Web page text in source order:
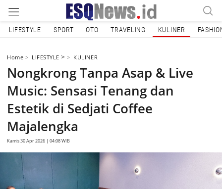
LIFESTYLE SPORT OTO TRAVELING KULINER
Home LIFESTYLE> KULINER
Nongkrong Tanpa Asap & Live
Music: Sensasi Tenang dan
Estetik di Sedjati Coffee
Majalengka
Kamis 30 Apr 2026 | 04:08 WIB